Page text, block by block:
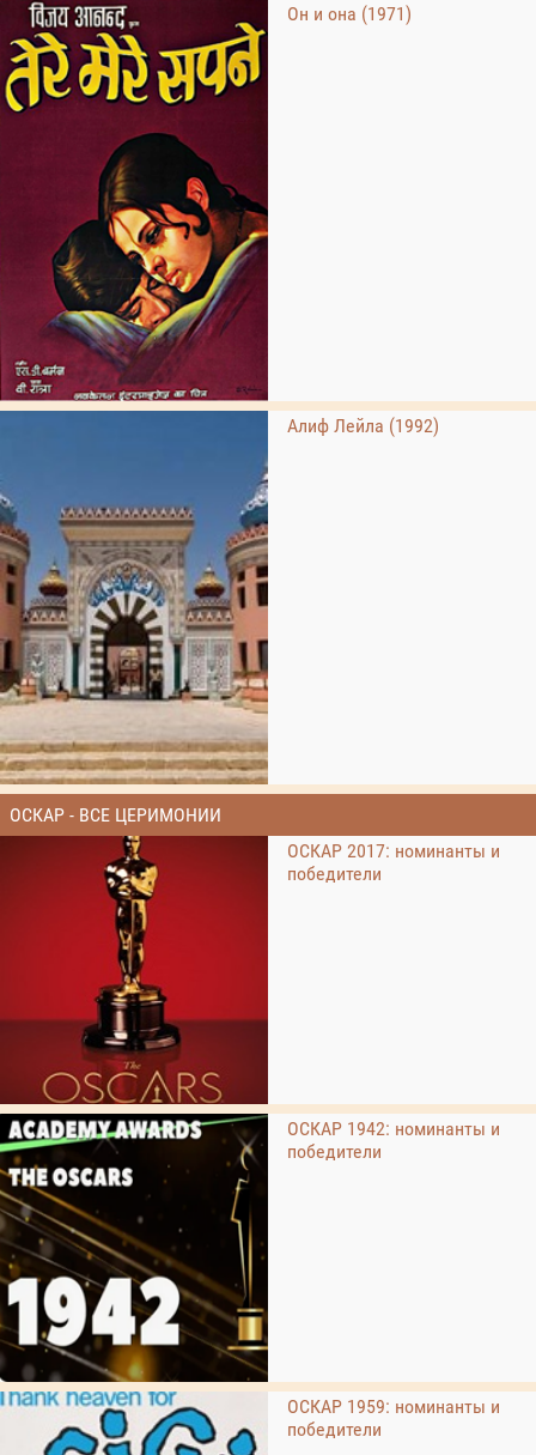
Он и она (1971)
Алиф Лейла (1992)
ОСКАР - ВСЕ ЦЕРИМОНИИ
ОСКАР 2017: номинанты и
победители
ОСКАР 1942: номинанты и
победители
ОСКАР 1959: номинанты и
победители